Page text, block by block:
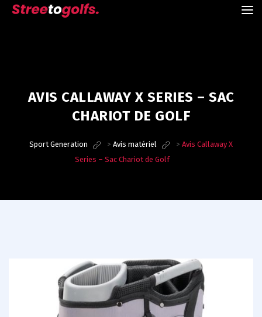
AVIS CALLAWAY X SERIES – SAC
CHARIOT DE GOLF
Sport Generation > Avis matériel > Avis Callaway X
Series – Sac Chariot de Golf